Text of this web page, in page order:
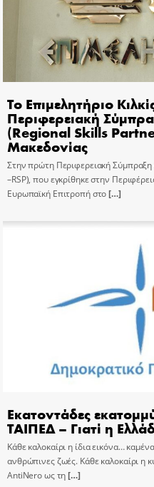
Το Επιμελητήριο
Περιφερειακή
(Regional Skills
Μακεδονίας
Στην πρώτη Περιφερειακή
–RSP), που εγκρίθηκε στην
Ευρωπαϊκή Επιτροπή στο[…]
Εκατοντάδες
ΤΑΙΠΕΔ – Γιατί η
Κάθε καλοκαίρι η ίδια εικόνα…
ανθρώπινες ζωές. Κάθε καλοκαίρι η
AntiNero ως τη[…]